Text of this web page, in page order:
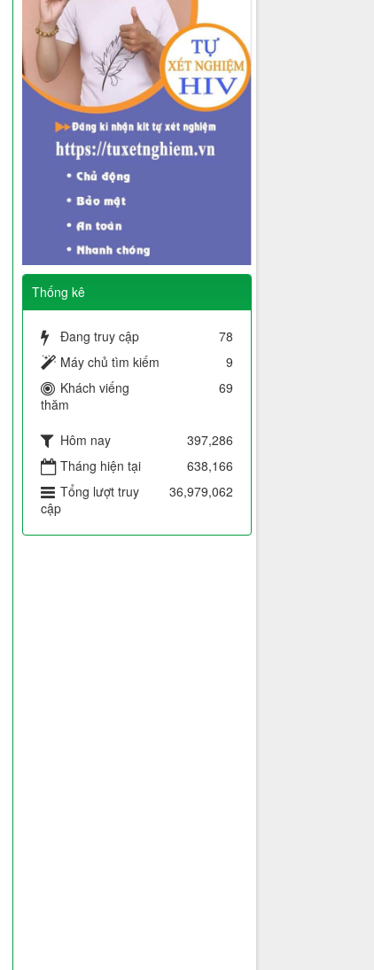
Thống kê
Đang truy cập
78
Máy chủ tìm kiếm
9
Khách viếng
thăm
69
Hôm nay
397,286
Tháng hiện tại
638,166
Tổng lượt truy
cập
36,979,062